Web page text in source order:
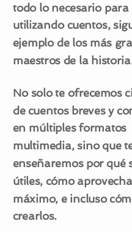
todo lo necesario para
utilizando cuentos,
ejemplo de los más
maestros de la
No solo te ofrecemos
de cuentos breves y
en múltiples formatos
multimedia, sino que
enseñaremos por qué
útiles, cómo
máximo, e incluso
crearlos.